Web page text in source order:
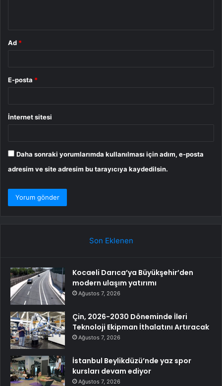
Ad *
E-posta *
İnternet sitesi
Daha sonraki yorumlarımda kullanılması için adım, e-posta
adresim ve site adresim bu tarayıcıya kaydedilsin.
Son Eklenen
Kocaeli Darıca’ya Büyükşehir’den
modern ulaşım yatırımı
Ağustos 7, 2026
Çin, 2026-2030 Döneminde İleri
Teknoloji Ekipman İthalatını Artıracak
Ağustos 7, 2026
İstanbul Beylikdüzü’nde yaz spor
kursları devam ediyor
Ağustos 7, 2026